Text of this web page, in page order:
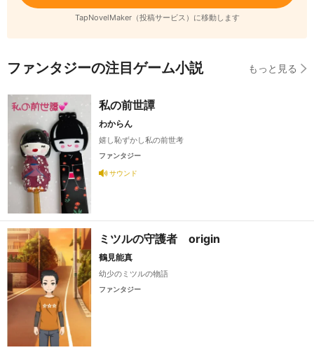
TapNovelMaker（投稿サービス）に移動します
ファンタジーの注目ゲーム小説 もっと見る
私の前世譚
わからん
嬉し恥ずかし私の前世考
ファンタジー
サウンド
ミツルの守護者 origin
鶴見能真
幼少のミツルの物語
ファンタジー